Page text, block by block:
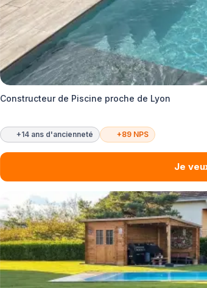
Constructeur de Piscine proche de Lyon
+14 ans d'ancienneté +89 NPS
Je